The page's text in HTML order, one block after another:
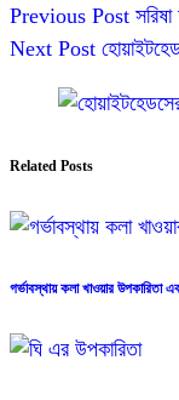
Previous Post
Next Post
Related Posts
গর্ভাবস্থায় কলা খাওয়ার উপকারিতা